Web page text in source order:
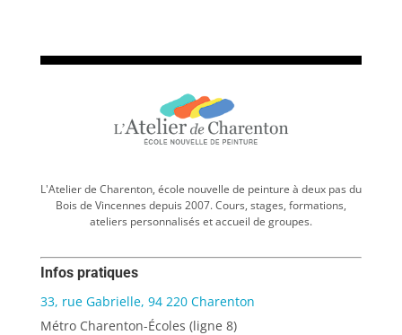
L'Atelier de Charenton, école nouvelle de peinture à deux pas du
Bois de Vincennes depuis 2007. Cours, stages, formations,
ateliers personnalisés et accueil de groupes.
Infos pratiques
33, rue Gabrielle, 94 220 Charenton
Métro Charenton-Écoles (ligne 8)